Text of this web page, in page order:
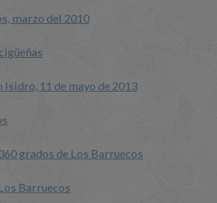
marzo del 2010
Isidro, 11 de mayo de 2013
grados de Los Barruecos
Barruecos